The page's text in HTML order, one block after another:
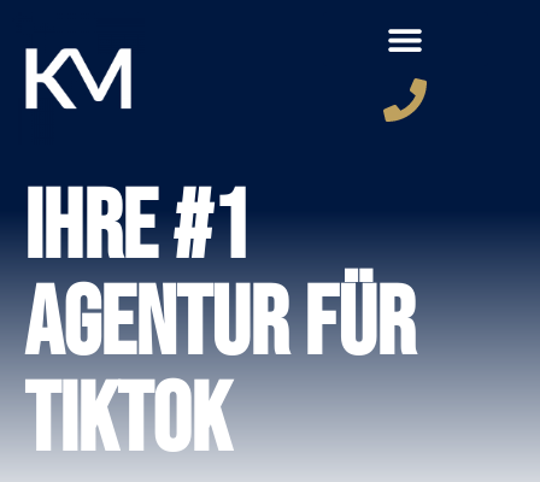
Ihre #1
Agentur für
TikTok